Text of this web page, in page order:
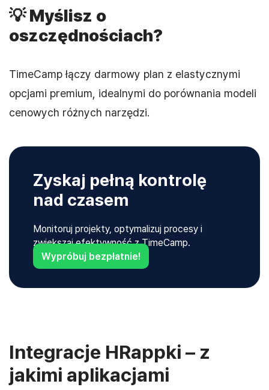
💡Myślisz o
oszczędnościach?
TimeCamp łączy darmowy plan z elastycznymi
opcjami premium, idealnymi do porównania modeli
cenowych różnych narzędzi.
Zyskaj pełną kontrolę
nad czasem
Monitoruj projekty, optymalizuj procesy i
zwiększaj efektywność z TimeCamp.
Wypróbuj bezpłatnie!
Integracje HRappki – z
jakimi aplikacjami